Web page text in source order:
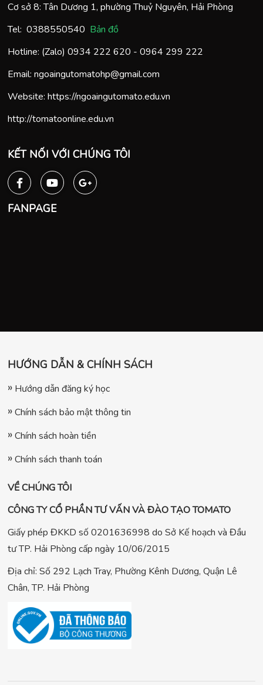
Cơ sở 8: Tân Dương 1, phường Thuỷ Nguyên, Hải Phòng
Tel: 0388550540 Bản đồ
Hotline: (Zalo) 0934 222 620 - 0964 299 222
Email: ngoaingutomatohp@gmail.com
Website: https://ngoaingutomato.edu.vn
http://tomatoonline.edu.vn
KẾT NỐI VỚI CHÚNG TÔI
FANPAGE
HƯỚNG DẪN & CHÍNH SÁCH
Hướng dẫn đăng ký học
Chính sách bảo mật thông tin
Chính sách hoàn tiền
Chính sách thanh toán
VỀ CHÚNG TÔI
CÔNG TY CỔ PHẦN TƯ VẤN VÀ ĐÀO TẠO TOMATO
Giấy phép ĐKKD số 0201636998 do Sở Kế hoạch và Đầu
tư TP. Hải Phòng cấp ngày 10/06/2015
Địa chỉ: Số 292 Lạch Tray, Phường Kênh Dương, Quận Lê
Chân, TP. Hải Phòng